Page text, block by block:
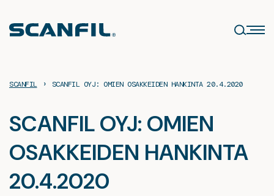
sisältöön
SCANFIL › SCANFIL OYJ: OMIEN OSAKKEIDEN HANKINTA 20.4.2020
SCANFIL OYJ: OMIEN
OSAKKEIDEN HANKINTA
20.4.2020